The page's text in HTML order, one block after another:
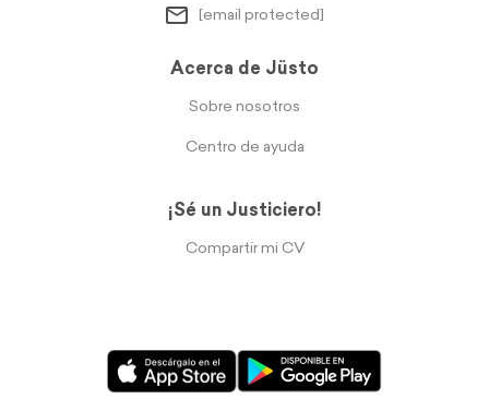
[email protected]
Acerca de Jüsto
Sobre nosotros
Centro de ayuda
¡Sé un Justiciero!
Compartir mi CV